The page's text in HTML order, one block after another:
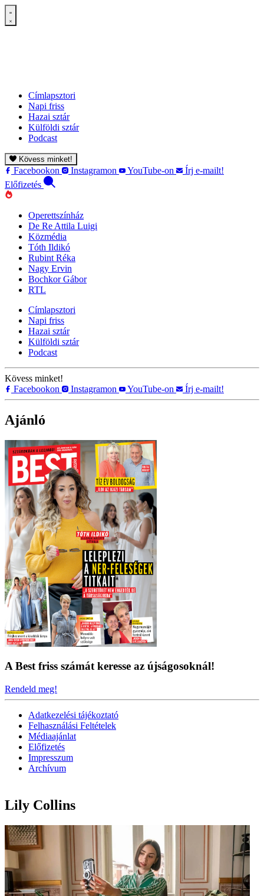
Címlapsztori
Napi friss
Hazai sztár
Külföldi sztár
Podcast
Kövess minket!
Facebookon Instagramon YouTube-on
Írj e-mailt!
Előfizetés
Operettszínház
De Re Attila Luigi
Közmédia
Tóth Ildikó
Rubint Réka
Nagy Ervin
Bochkor Gábor
RTL
Címlapsztori
Napi friss
Hazai sztár
Külföldi sztár
Podcast
Kövess minket!
Facebookon
Instagramon YouTube-on Írj e-mailt!
Ajánló
A Best friss számát keresse az újságosoknál!
Rendeld meg!
Adatkezelési tájékoztató
Felhasználási Feltételek
Médiaajánlat
Előfizetés
Impresszum
Archívum
Lily Collins